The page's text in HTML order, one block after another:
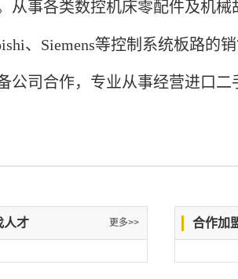
从事各类数控机床零配件及机
、 Siemens等控制系统板路的
司合作，专业从事经营进口二
人才 更多>> 合作加